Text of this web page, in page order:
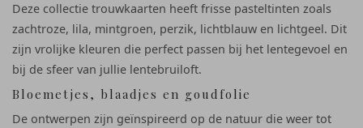
Deze collectie trouwkaarten heeft frisse pasteltinten zoals
zachtroze, lila, mintgroen, perzik, lichtblauw en lichtgeel. Dit
zijn vrolijke kleuren die perfect passen bij het lentegevoel en
bij de sfeer van jullie lentebruiloft.
Bloemetjes, blaadjes en goudfolie
De ontwerpen zijn geïnspireerd op de natuur die weer tot